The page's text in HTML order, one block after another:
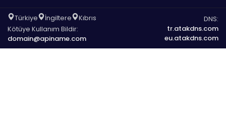
Türkiye İngiltere
Kıbrıs
Kötüye Kullanım Bildir:
domain@apiname.com
DNS:
tr.atakdns.com
eu.atakdns.com